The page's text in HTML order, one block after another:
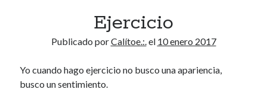
Ejercicio
Publicado porCalítoe.:.el 10 enero 2017
Yo cuando hago ejercicio no busco una apariencia,
busco un sentimiento.